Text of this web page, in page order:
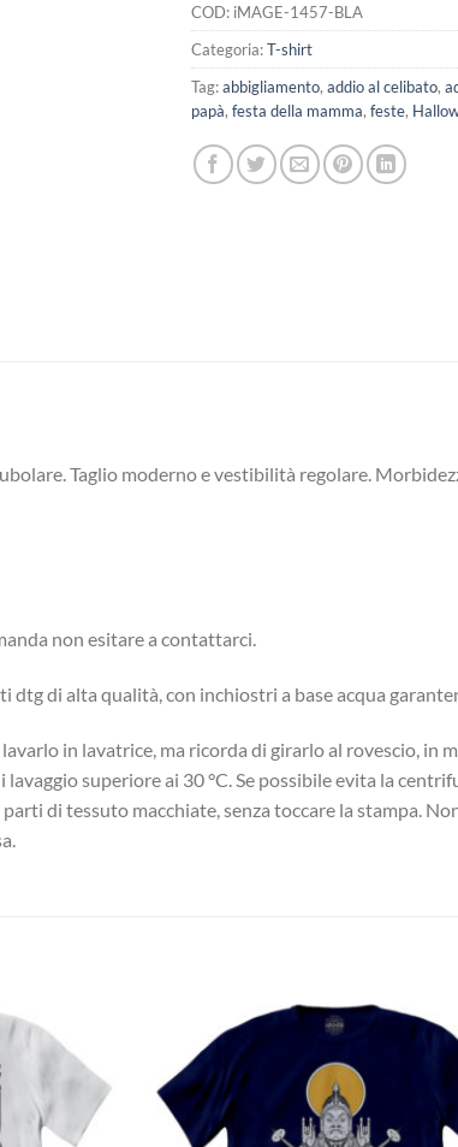
COD: iMAGE-1457-BLA
Categoria:T-shirt
Tag:abbigliamento,addio al celibato,
papà,festa della mamma,feste,
Taglio moderno e vestibilità regolare.
non esitare a contattarci.
di alta qualità, con inchiostri a base acqua
in lavatrice, ma ricorda di girarlo al rovescio, in
superiore ai 30 °C. Se possibile evita la
di tessuto macchiate, senza toccare la stampa.